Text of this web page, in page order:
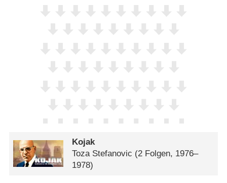
Kojak
Toza Stefanovic (2 Folgen, 1976–
1978)